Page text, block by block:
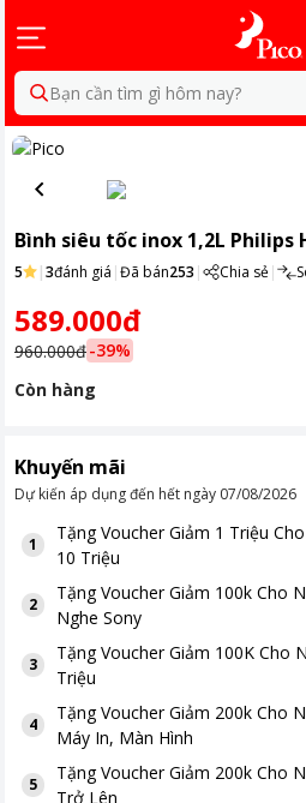
Bạn cần tìm gì hôm nay?
Bình siêu tốc inox 1,2L Philips
5 |3đánh giá |Đã bán253 | Chia sẻ|
589.000đ
960.000đ-39%
Còn hàng
Khuyến mãi
Dự kiến áp dụng đến hết ngày 07/08/2026
1
TặngVoucher Giảm 1 Triệu
10 Triệu
2
TặngVoucher Giảm 100k Cho
Nghe Sony
3
TặngVoucher Giảm 100K Cho
Triệu
4
TặngVoucher Giảm 200k Cho
Máy In, Màn Hình
5
TặngVoucher Giảm 200k Cho
Trở Lên